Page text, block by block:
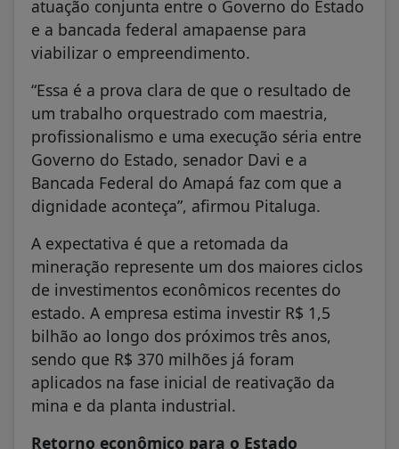
atuação conjunta entre o Governo do Estado
e a bancada federal amapaense para
viabilizar o empreendimento.
“Essa é a prova clara de que o resultado de
um trabalho orquestrado com maestria,
profissionalismo e uma execução séria entre
Governo do Estado, senador Davi e a
Bancada Federal do Amapá faz com que a
dignidade aconteça”, afirmou Pitaluga.
A expectativa é que a retomada da
mineração represente um dos maiores ciclos
de investimentos econômicos recentes do
estado. A empresa estima investir R$ 1,5
bilhão ao longo dos próximos três anos,
sendo que R$ 370 milhões já foram
aplicados na fase inicial de reativação da
mina e da planta industrial.
Retorno econômico para o Estado